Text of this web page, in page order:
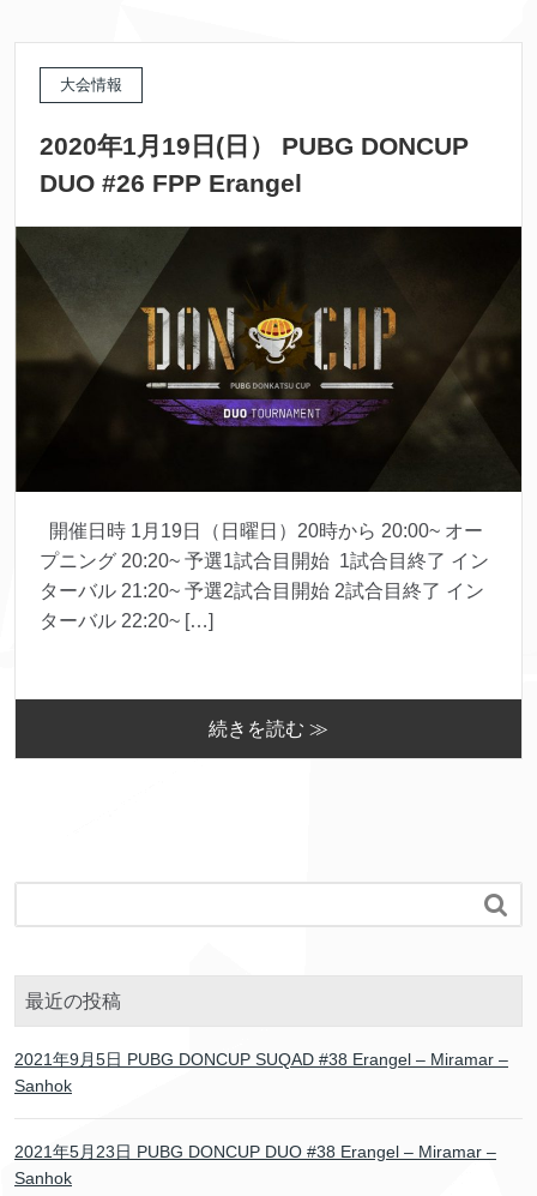
大会情報
2020年1月19日(日） PUBG DONCUP
DUO #26 FPP Erangel
開催日時 1月19日（日曜日）20時から 20:00~ オー
プニング 20:20~ 予選1試合目開始 1試合目終了 イン
ターバル 21:20~ 予選2試合目開始 2試合目終了 イン
ターバル 22:20~ […]
続きを読む ≫

最近の投稿
2021年9月5日 PUBG DONCUP SUQAD #38 Erangel – Miramar –
Sanhok
2021年5月23日 PUBG DONCUP DUO #38 Erangel – Miramar –
Sanhok